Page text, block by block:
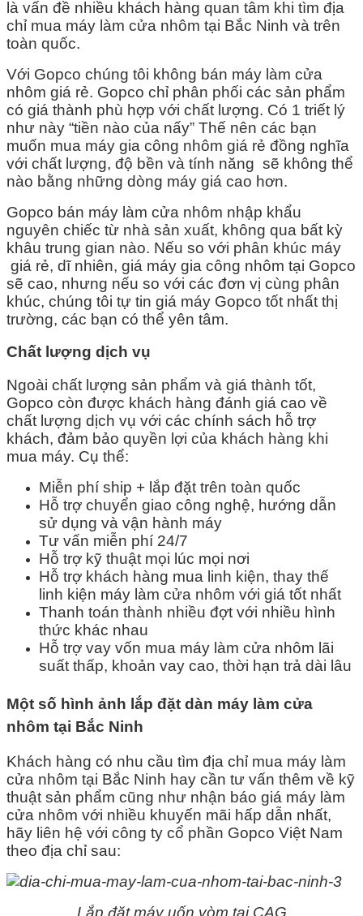
là vấn đề nhiều khách hàng quan tâm khi tìm địa
chỉ mua máy làm cửa nhôm tại Bắc Ninh và trên
toàn quốc.
Với Gopco chúng tôi không bán máy làm cửa
nhôm giá rẻ. Gopco chỉ phân phối các sản phẩm
có giá thành phù hợp với chất lượng. Có 1 triết lý
như này “tiền nào của nấy” Thế nên các bạn
muốn mua máy gia công nhôm giá rẻ đồng nghĩa
với chất lượng, độ bền và tính năng sẽ không thể
nào bằng những dòng máy giá cao hơn.
Gopco bán máy làm cửa nhôm nhập khẩu
nguyên chiếc từ nhà sản xuất, không qua bất kỳ
khâu trung gian nào. Nếu so với phân khúc máy
giá rẻ, dĩ nhiên, giá máy gia công nhôm tại Gopco
sẽ cao, nhưng nếu so với các đơn vị cùng phân
khúc, chúng tôi tự tin giá máy Gopco tốt nhất thị
trường, các bạn có thể yên tâm.
Chất lượng dịch vụ
Ngoài chất lượng sản phẩm và giá thành tốt,
Gopco còn được khách hàng đánh giá cao về
chất lượng dịch vụ với các chính sách hỗ trợ
khách, đảm bảo quyền lợi của khách hàng khi
mua máy. Cụ thể:
Miễn phí ship + lắp đặt trên toàn quốc
Hỗ trợ chuyển giao công nghệ, hướng dẫn
sử dụng và vận hành máy
Tư vấn miễn phí 24/7
Hỗ trợ kỹ thuật mọi lúc mọi nơi
Hỗ trợ khách hàng mua linh kiện, thay thế
linh kiện máy làm cửa nhôm với giá tốt nhất
Thanh toán thành nhiều đợt với nhiều hình
thức khác nhau
Hỗ trợ vay vốn mua máy làm cửa nhôm lãi
suất thấp, khoản vay cao, thời hạn trả dài lâu
Một số hình ảnh lắp đặt dàn máy làm cửa
nhôm tại Bắc Ninh
Khách hàng có nhu cầu tìm địa chỉ mua máy làm
cửa nhôm tại Bắc Ninh hay cần tư vấn thêm về kỹ
thuật sản phẩm cũng như nhận báo giá máy làm
cửa nhôm với nhiều khuyến mãi hấp dẫn nhất,
hãy liên hệ với công ty cổ phần Gopco Việt Nam
theo địa chỉ sau:
Lắp đặt máy uốn vòm tại CAG